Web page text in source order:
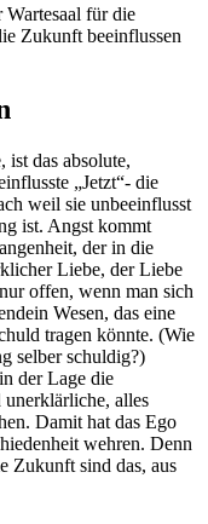
für die
Zukunft beeinflussen
ist das absolute,
„Jetzt“- die
weil sie unbeeinflusst
ist. Angst kommt
der in die
Liebe, der Liebe
offen, wenn man sich
Wesen, das eine
tragen könnte. (Wie
selber schuldig?)
der Lage die
alles
Damit hat das Ego
wehren. Denn
Zukunft sind das, aus